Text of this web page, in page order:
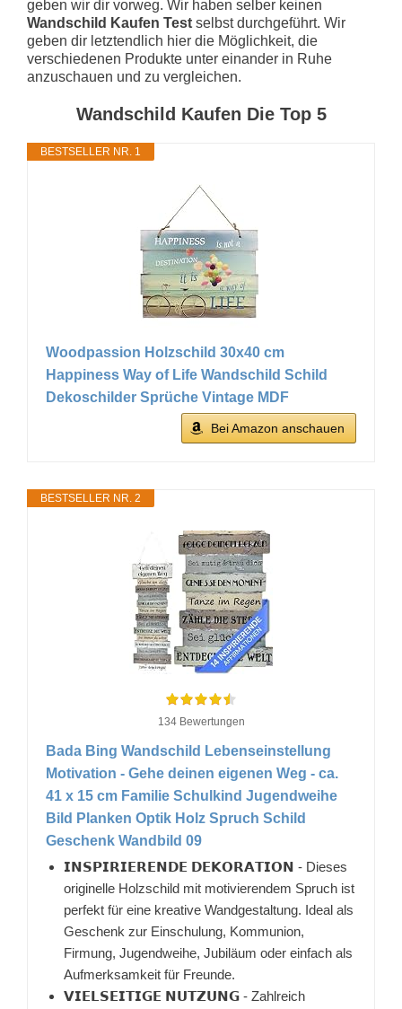
geben wir dir vorweg. Wir haben selber keinen
Wandschild Kaufen Test selbst durchgeführt. Wir
geben dir letztendlich hier die Möglichkeit, die
verschiedenen Produkte unter einander in Ruhe
anzuschauen und zu vergleichen.
Wandschild Kaufen Die Top 5
BESTSELLER NR. 1
Woodpassion Holzschild 30x40 cm
Happiness Way of Life Wandschild Schild
Dekoschilder Sprüche Vintage MDF
Bei Amazon anschauen
BESTSELLER NR. 2
134 Bewertungen
Bada Bing Wandschild Lebenseinstellung
Motivation - Gehe deinen eigenen Weg - ca.
41 x 15 cm Familie Schulkind Jugendweihe
Bild Planken Optik Holz Spruch Schild
Geschenk Wandbild 09
𝗜𝗡𝗦𝗣𝗜𝗥𝗜𝗘𝗥𝗘𝗡𝗗𝗘 𝗗𝗘𝗞𝗢𝗥𝗔𝗧𝗜𝗢𝗡 - Dieses
originelle Holzschild mit motivierendem Spruch ist
perfekt für eine kreative Wandgestaltung. Ideal als
Geschenk zur Einschulung, Kommunion,
Firmung, Jugendweihe, Jubiläum oder einfach als
Aufmerksamkeit für Freunde.
𝗩𝗜𝗘𝗟𝗦𝗘𝗜𝗧𝗜𝗚𝗘 𝗡𝗨𝗧𝗭𝗨𝗡𝗚 - Zahlreich